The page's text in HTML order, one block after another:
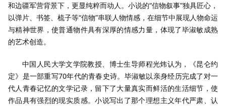
和边疆军营背景下，更显纯粹而动人。小说的“信物叙事”独具匠心，
以弹片、书签、梳子等“信物”串联人物情感，在细节中展现人物命运
与精神世界，使普通物件具有深厚的情感力量，体现了毕淑敏成熟
的艺术创造。
中国人民大学文学院教授、博士生导师程光炜认为，《昆仑约
定》是一部重写70年代的青春史诗。毕淑敏以亲身经历完成了对一
代人青春记忆的文学记录，留下了大量真实而鲜活的生活细节，使
作品具有强烈的现实质感。小说写出了那个理想主义年代严肃、认